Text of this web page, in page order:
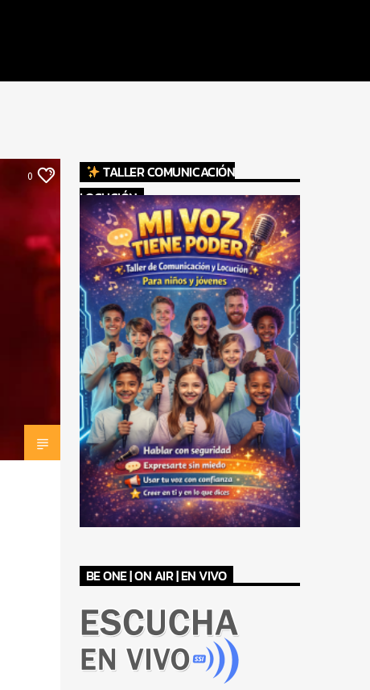
0
TALLER COMUNICACIÓN
LOCUCIÓN
BE ONE | ON AIR | EN VIVO